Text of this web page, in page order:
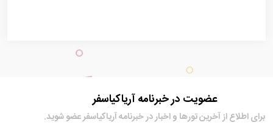
عضویت در خبرنامه آریاکیاسفر
برای اطلاع از آخرین تور‌ها و اخبار در خبرنامه آریاکیاسفر عضو شوید.